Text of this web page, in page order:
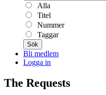
Alla
Titel
Nummer
Taggar
Sök
Bli medlem
Logga in
The Requests